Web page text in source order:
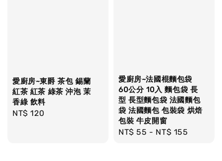
愛廚房~東爵 茶包 錫蘭
紅茶 紅茶 綠茶 沖泡 茉
香綠 飲料
Regular
NT$ 120
愛廚房~法國棍麵包袋
60公分 10入 麵包袋 長
型 長型麵包袋 法國麵包
袋 法國麵包 包裝袋 烘焙
包裝 牛皮開窗
Regular
NT$ 55 - NT$ 155